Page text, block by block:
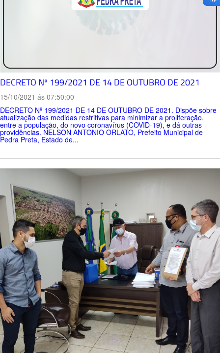
DECRETO Nº 199/2021 DE 14 DE OUTUBRO DE 2021
15/10/2021 ás 07:50:00
DECRETO Nº 199/2021 DE 14 DE OUTUBRO DE 2021. Dispõe sobre
atualização das medidas restritivas para minimizar a proliferação,
entre a população, do novo coronavírus (COVID-19), e dá outras
providências. NELSON ANTONIO ORLATO, Prefeito Municipal de
Pedra Preta, Estado de...